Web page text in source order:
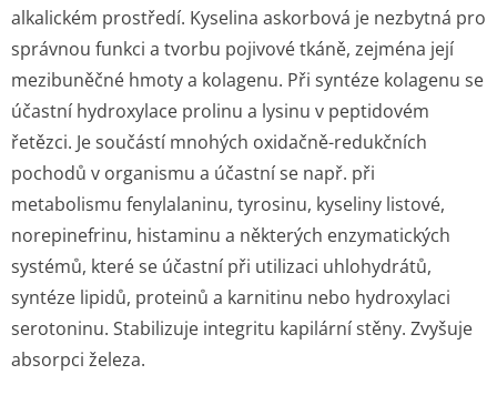
alkalickém prostředí. Kyselina askorbová je nezbytná pro
správnou funkci a tvorbu pojivové tkáně, zejména její
mezibuněčné hmoty a kolagenu. Při syntéze kolagenu se
účastní hydroxylace prolinu a lysinu v peptidovém
řetězci. Je součástí mnohých oxidačně-redukčních
pochodů v organismu a účastní se např. při
metabolismu fenylalaninu, tyrosinu, kyseliny listové,
norepinefrinu, histaminu a některých enzymatických
systémů, které se účastní při utilizaci uhlohydrátů,
syntéze lipidů, proteinů a karnitinu nebo hydroxylaci
serotoninu. Stabilizuje integritu kapilární stěny. Zvyšuje
absorpci železa.